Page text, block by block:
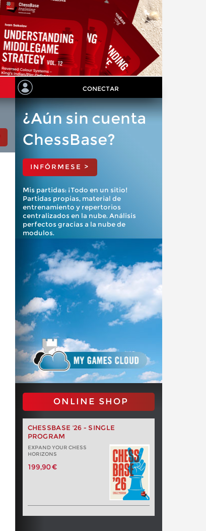
CONECTAR
¿Aún sin cuenta
ChessBase?
INFÓRMESE >
Mis partidas: ¡Todo en un sitio!
Partidas propias, material de
entrenamiento y repertorios
centralizados en la nube. Análisis
perfectos gracias a la nube de
modulos.
ONLINE SHOP
CHESSBASE '26 - SINGLE
PROGRAM
EXPAND YOUR CHESS
HORIZONS
199,90 €